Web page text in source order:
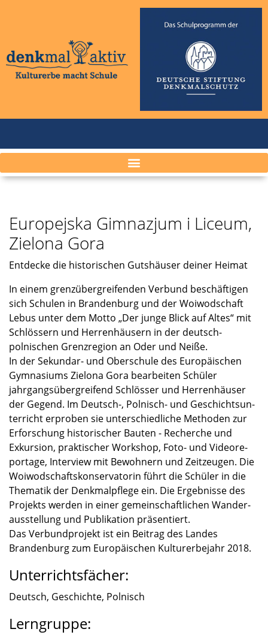
Europejska Gimnazjum i Liceum,
Zielona Gora
Entde­cke die histo­ri­schen Gutshäu­ser deiner Heimat
In einem grenz­über­grei­fen­den Verbund beschäf­ti­gen
sich Schulen in Branden­burg und der Woiwod­schaft
Lebus unter dem Motto „Der junge Blick auf Altes“ mit
Schlös­sern und Herren­häu­sern in der deutsch-
polnischen Grenz­re­gion an Oder und Neiße.
In der Sekundar- und Oberschule des Europäi­schen
Gymna­si­ums Zielona Gora bearbei­ten Schüler
jahrgangs­über­grei­fend Schlös­ser und Herren­häu­ser
der Gegend. Im Deutsch-, Polnisch- und Geschichts­un­
ter­richt erpro­ben sie unter­schied­li­che Metho­den zur
Erfor­schung histo­ri­scher Bauten - Recher­che und
Exkur­sion, prakti­scher Workshop, Foto- und Video­re­
por­tage, Inter­view mit Bewoh­nern und Zeitzeu­gen. Die
Woiwod­schafts­kon­ser­va­to­rin führt die Schüler in die
Thema­tik der Denkmal­pflege ein. Die Ergeb­nisse des
Projekts werden in einer gemein­schaft­li­chen Wander­
aus­stel­lung und Publi­ka­tion präsen­tiert.
Das Verbund­pro­jekt ist ein Beitrag des Landes
Branden­burg zum Europäi­schen Kultur­er­be­jahr 2018.
Unterrichtsfächer:
Deutsch, Geschichte, Polnisch
Lerngruppe: